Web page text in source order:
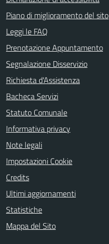
Piano di miglioramento del sito
Leggi le FAQ
Prenotazione Appuntamento
Segnalazione Disservizio
Richiesta d'Assistenza
Bacheca Servizi
Statuto Comunale
Informativa privacy
Note legali
Impostazioni Cookie
Credits
Ultimi aggiornamenti
Statistiche
Mappa del Sito